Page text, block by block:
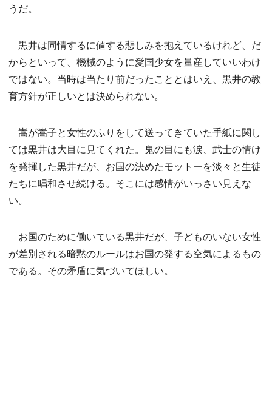
うだ。
黒井は同情するに値する悲しみを抱えているけれど、だ
からといって、機械のように愛国少女を量産していいわけ
ではない。当時は当たり前だったこととはいえ、黒井の教
育方針が正しいとは決められない。
嵩が嵩子と女性のふりをして送ってきていた手紙に関し
ては黒井は大目に見てくれた。鬼の目にも涙、武士の情け
を発揮した黒井だが、お国の決めたモットーを淡々と生徒
たちに唱和させ続ける。そこには感情がいっさい見えな
い。
お国のために働いている黒井だが、子どものいない女性
が差別される暗黙のルールはお国の発する空気によるもの
である。その矛盾に気づいてほしい。